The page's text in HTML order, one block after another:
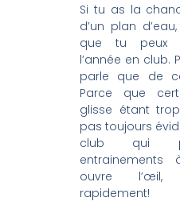
Si tu as la
d’un plan
que tu peux
l’année en club.
parle que de
Parce que
glisse étant
pas toujours
club qui
entrainements
ouvre l’œil,
rapidement!